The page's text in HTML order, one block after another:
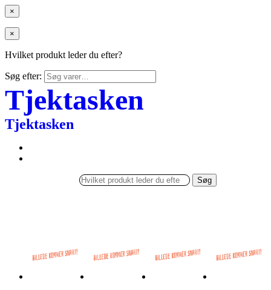
×
×
Hvilket produkt leder du efter?
Søg efter:
Tjektasken
Tjektasken
Søg